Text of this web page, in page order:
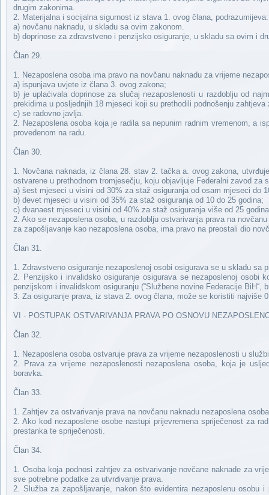
drugim zakonima.
2. Materijalna i socijalna sigurnost iz stava 1. ovog člana, podrazumijeva:
a) novčanu naknadu, u skladu sa ovim zakonom.
b) doprinose za zdravstveno i penzijsko osiguranje, u skladu sa ovim i
Član 29.
1. Nezaposlena osoba ima pravo na novčanu naknadu za vrijeme
a) ispunjava uvjete iz člana 3. ovog zakona;
b) je uplaćivala doprinose za slučaj nezaposlenosti u razdoblju od
prekidima u posljednjih 18 mjeseci koji su prethodili podnošenju
c) se radovno javlja.
2. Nezaposlena osoba koja je radila sa nepunim radnim vremenom, a
provedenom na radu.
Član 30.
1. Novčana naknada, iz člana 28. stav 2. tačka a. ovog zakona,
ostvarene u prethodnom tromjesečju, koju objavljuje Federalni zavod
a) šest mjeseci u visini od 30% za staž osiguranja od osam mjeseci do
b) devet mjeseci u visini od 35% za staž osiguranja od 10 do 25 godina;
c) dvanaest mjeseci u visini od 40% za staž osiguranja više od 25
2. Ako se nezaposlena osoba, u razdoblju ostvarivanja prava na
za zapošljavanje kao nezaposlena osoba, ima pravo na preostali dio
Član 31.
1. Zdravstveno osiguranje nezaposlenoj osobi osigurava se u skladu sa
2. Penzijsko i invalidsko osiguranje osigurava se nezaposlenoj osobi
penzijskom i invalidskom osiguranju (“Službene novine Federacije BiH“,
3. Za osiguranje prava, iz stava 2. ovog člana, može se koristiti najviše
VI - POSTUPAK OSTVARIVANJA PRAVA PO OSNOVU
Član 32.
1. Nezaposlena osoba ostvaruje prava za vrijeme nezaposlenosti u
2. Prava za vrijeme nezaposlenosti nezaposlena osoba, koja je
boravka.
Član 33.
1. Zahtjev za ostvarivanje prava na novčanu naknadu nezaposlena
2. Ako kod nezaposlene osobe nastupi prijevremena spriječenost za
prestanka te spriječenosti.
Član 34.
1. Osoba koja podnosi zahtjev za ostvarivanje novčane naknade za
sve potrebne podatke za utvrđivanje prava.
2. Služba za zapošljavanje, nakon što evidentira nezaposlenu